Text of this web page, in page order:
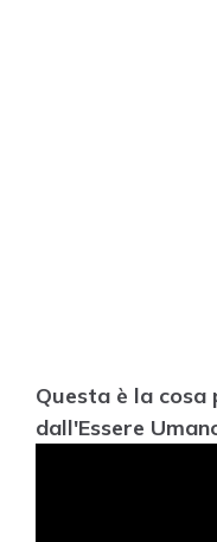
Questa è la
dall'Essere